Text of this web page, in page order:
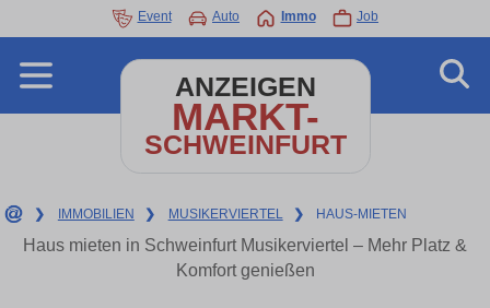
Event Auto Immo Job
ANZEIGEN
MARKT-
SCHWEINFURT
❯ IMMOBILIEN ❯ MUSIKERVIERTEL ❯ HAUS-MIETEN
Haus mieten in Schweinfurt Musikerviertel – Mehr Platz &
Komfort genießen